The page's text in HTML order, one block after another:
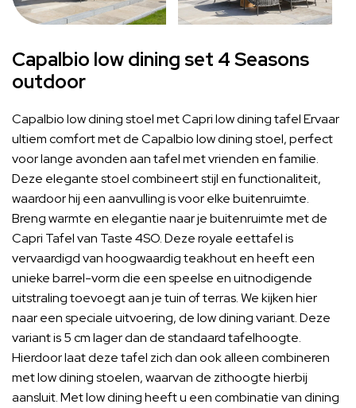
Capalbio low dining set 4 Seasons
outdoor
Capalbio low dining stoel met Capri low dining tafel Ervaar
ultiem comfort met de Capalbio low dining stoel, perfect
voor lange avonden aan tafel met vrienden en familie.
Deze elegante stoel combineert stijl en functionaliteit,
waardoor hij een aanvulling is voor elke buitenruimte.
Breng warmte en elegantie naar je buitenruimte met de
Capri Tafel van Taste 4SO. Deze royale eettafel is
vervaardigd van hoogwaardig teakhout en heeft een
unieke barrel-vorm die een speelse en uitnodigende
uitstraling toevoegt aan je tuin of terras. We kijken hier
naar een speciale uitvoering, de low dining variant. Deze
variant is 5 cm lager dan de standaard tafelhoogte.
Hierdoor laat deze tafel zich dan ook alleen combineren
met low dining stoelen, waarvan de zithoogte hierbij
aansluit. Met low dining heeft u een combinatie van dining